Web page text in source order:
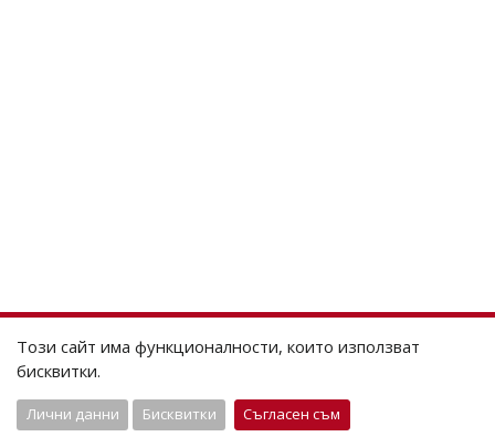
Този сайт има функционалности, които използват
бисквитки.
Лични данни Бисквитки Съгласен съм